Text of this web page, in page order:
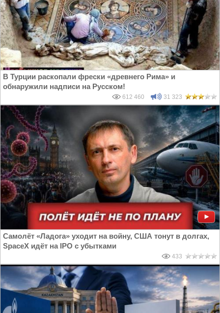
В Турции раскопали фрески «древнего Рима» и
обнаружили надписи на Русском!
612 460 31 323
Самолёт «Ладога» уходит на войну, США тонут в долгах,
SpaceX идёт на IPO с убытками
433